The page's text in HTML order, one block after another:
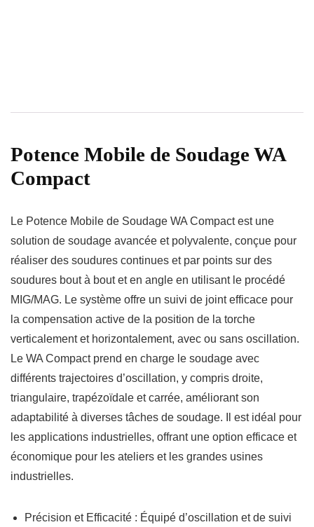
Potence Mobile de Soudage WA
Compact
Le Potence Mobile de Soudage WA Compact est une
solution de soudage avancée et polyvalente, conçue pour
réaliser des soudures continues et par points sur des
soudures bout à bout et en angle en utilisant le procédé
MIG/MAG. Le système offre un suivi de joint efficace pour
la compensation active de la position de la torche
verticalement et horizontalement, avec ou sans oscillation.
Le WA Compact prend en charge le soudage avec
différents trajectoires d’oscillation, y compris droite,
triangulaire, trapézoïdale et carrée, améliorant son
adaptabilité à diverses tâches de soudage. Il est idéal pour
les applications industrielles, offrant une option efficace et
économique pour les ateliers et les grandes usines
industrielles.
Précision et Efficacité : Équipé d’oscillation et de suivi